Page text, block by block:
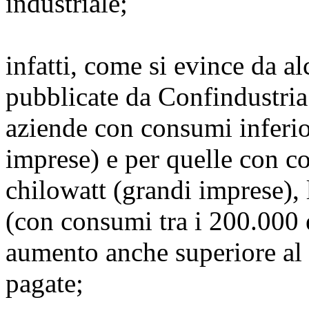
infatti, come si evince da
pubblicate da
aziende con consumi
imprese) e per quelle con
chilowatt (grandi imprese),
(con consumi tra i 200.000
aumento anche superiore
pagate;